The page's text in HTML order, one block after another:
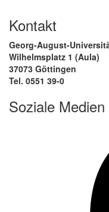
Kontakt
Georg-August-
Wilhelmsplatz 1 (Aula)
37073 Göttingen
Tel. 0551 39-0
Soziale Medien